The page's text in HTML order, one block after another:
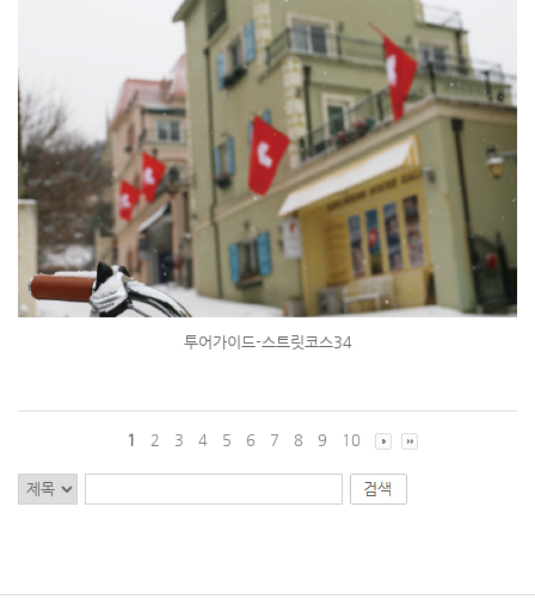
투어가이드-스트릿코스34
1 2 3 4 5 6 7 8 9 10